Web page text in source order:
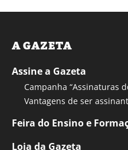
A GAZETA
Assine a Gazeta
Campanha “Assinaturas
Vantagens de ser
Feira do Ensino e
Loja da Gazeta